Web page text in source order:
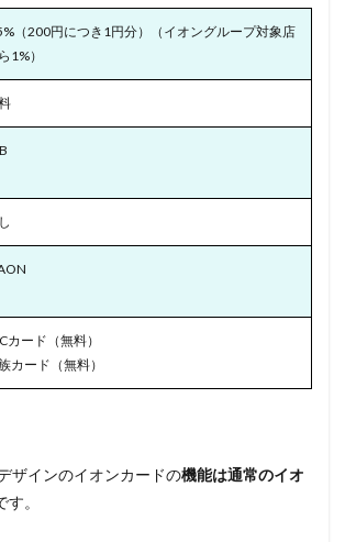
（200円につき1円分）（イオングループ対象店
1%）
カード（無料）
カード（無料）
ザインのイオンカードの機能は通常のイオ
す。